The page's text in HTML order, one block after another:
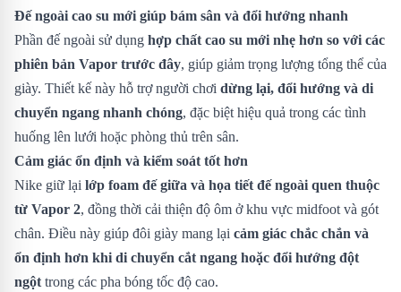
Đế ngoài cao su mới giúp bám sân và đổi hướng nhanh
Phần đế ngoài sử dụng hợp chất cao su mới nhẹ hơn so với các
phiên bản Vapor trước đây, giúp giảm trọng lượng tổng thể của
giày. Thiết kế này hỗ trợ người chơi dừng lại, đổi hướng và di
chuyển ngang nhanh chóng, đặc biệt hiệu quả trong các tình
huống lên lưới hoặc phòng thủ trên sân.
Cảm giác ổn định và kiểm soát tốt hơn
Nike giữ lại lớp foam đế giữa và họa tiết đế ngoài quen thuộc
từ Vapor 2, đồng thời cải thiện độ ôm ở khu vực midfoot và gót
chân. Điều này giúp đôi giày mang lại cảm giác chắc chắn và
ổn định hơn khi di chuyển cắt ngang hoặc đổi hướng đột
ngột trong các pha bóng tốc độ cao.